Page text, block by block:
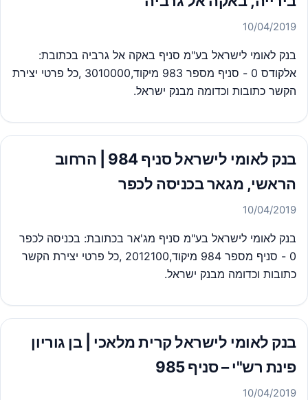
10/04/2019
בנק לאומי לישראל בע"מ סניף באקה אל גרביה בכתובת:
אלקודס 0 - סניף מספר 983 מיקוד,3010000 ,כל פרטי יצירת
הקשר כתובות וכדומה מבנק ישראל.
בנק לאומי לישראל סניף 984 | הרחוב
הראשי, מגאר בכניסה לכפר
10/04/2019
בנק לאומי לישראל בע"מ סניף מג'אר בכתובת: בכניסה לכפר
0 - סניף מספר 984 מיקוד,2012100 ,כל פרטי יצירת הקשר
כתובות וכדומה מבנק ישראל.
בנק לאומי לישראל קרית מלאכי | בן גוריון
פינת רש"י – סניף 985
10/04/2019